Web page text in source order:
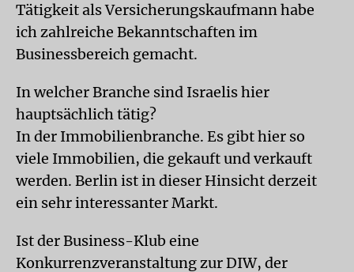
Tätigkeit als Versicherungskaufmann habe
ich zahlreiche Bekanntschaften im
Businessbereich gemacht.
In welcher Branche sind Israelis hier
hauptsächlich tätig?
In der Immobilienbranche. Es gibt hier so
viele Immobilien, die gekauft und verkauft
werden. Berlin ist in dieser Hinsicht derzeit
ein sehr interessanter Markt.
Ist der Business-Klub eine
Konkurrenzveranstaltung zur DIW, der